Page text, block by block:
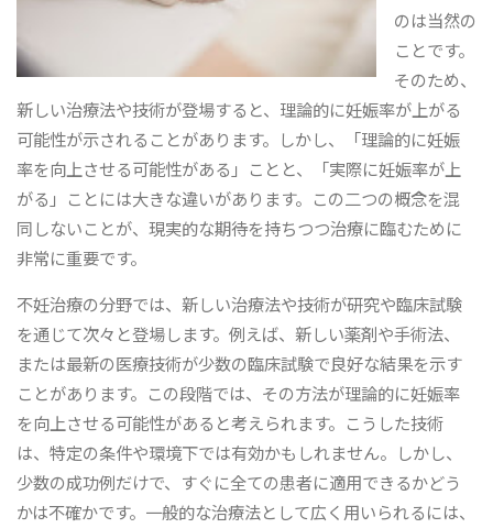
のは当然の
ことです。
そのため、
新しい治療法や技術が登場すると、理論的に妊娠率が上がる
可能性が示されることがあります。しかし、「理論的に妊娠
率を向上させる可能性がある」ことと、「実際に妊娠率が上
がる」ことには大きな違いがあります。この二つの概念を混
同しないことが、現実的な期待を持ちつつ治療に臨むために
非常に重要です。
不妊治療の分野では、新しい治療法や技術が研究や臨床試験
を通じて次々と登場します。例えば、新しい薬剤や手術法、
または最新の医療技術が少数の臨床試験で良好な結果を示す
ことがあります。この段階では、その方法が理論的に妊娠率
を向上させる可能性があると考えられます。こうした技術
は、特定の条件や環境下では有効かもしれません。しかし、
少数の成功例だけで、すぐに全ての患者に適用できるかどう
かは不確かです。一般的な治療法として広く用いられるには、